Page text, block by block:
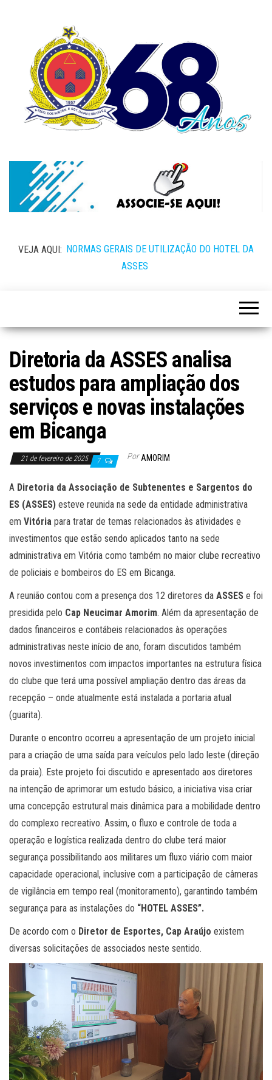
VEJA AQUI: NORMAS GERAIS DE UTILIZAÇÃO DO HOTEL DA
ASSES
Diretoria da ASSES analisa
estudos para ampliação dos
serviços e novas instalações
em Bicanga
21 de fevereiro de 2025 7 Por AMORIM
A Diretoria da Associação de Subtenentes e Sargentos do
ES (ASSES) esteve reunida na sede da entidade administrativa
em Vitória para tratar de temas relacionados às atividades e
investimentos que estão sendo aplicados tanto na sede
administrativa em Vitória como também no maior clube recreativo
de policiais e bombeiros do ES em Bicanga.
A reunião contou com a presença dos 12 diretores da ASSES e foi
presidida pelo Cap Neucimar Amorim. Além da apresentação de
dados financeiros e contábeis relacionados às operações
administrativas neste início de ano, foram discutidos também
novos investimentos com impactos importantes na estrutura física
do clube que terá uma possível ampliação dentro das áreas da
recepção – onde atualmente está instalada a portaria atual
(guarita).
Durante o encontro ocorreu a apresentação de um projeto inicial
para a criação de uma saída para veículos pelo lado leste (direção
da praia). Este projeto foi discutido e apresentado aos diretores
na intenção de aprimorar um estudo básico, a iniciativa visa criar
uma concepção estrutural mais dinâmica para a mobilidade dentro
do complexo recreativo. Assim, o fluxo e controle de toda a
operação e logística realizada dentro do clube terá maior
segurança possibilitando aos militares um fluxo viário com maior
capacidade operacional, inclusive com a participação de câmeras
de vigilância em tempo real (monitoramento), garantindo também
segurança para as instalações do “HOTEL ASSES”.
De acordo com o Diretor de Esportes, Cap Araújo existem
diversas solicitações de associados neste sentido.